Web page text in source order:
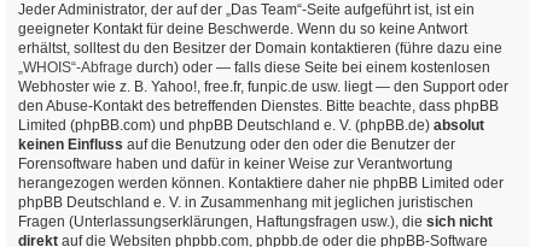
Jeder Administrator, der auf der „Das Team“-Seite aufgeführt ist, ist ein
geeigneter Kontakt für deine Beschwerde. Wenn du so keine Antwort
erhältst, solltest du den Besitzer der Domain kontaktieren (führe dazu eine
„WHOIS“-Abfrage durch) oder — falls diese Seite bei einem kostenlosen
Webhoster wie z. B. Yahoo!, free.fr, funpic.de usw. liegt — den Support oder
den Abuse-Kontakt des betreffenden Dienstes. Bitte beachte, dass phpBB
Limited (phpBB.com) und phpBB Deutschland e. V. (phpBB.de) absolut
keinen Einfluss auf die Benutzung oder den oder die Benutzer der
Forensoftware haben und dafür in keiner Weise zur Verantwortung
herangezogen werden können. Kontaktiere daher nie phpBB Limited oder
phpBB Deutschland e. V. in Zusammenhang mit jeglichen juristischen
Fragen (Unterlassungserklärungen, Haftungsfragen usw.), die sich nicht
direkt auf die Websiten phpbb.com, phpbb.de oder die phpBB-Software